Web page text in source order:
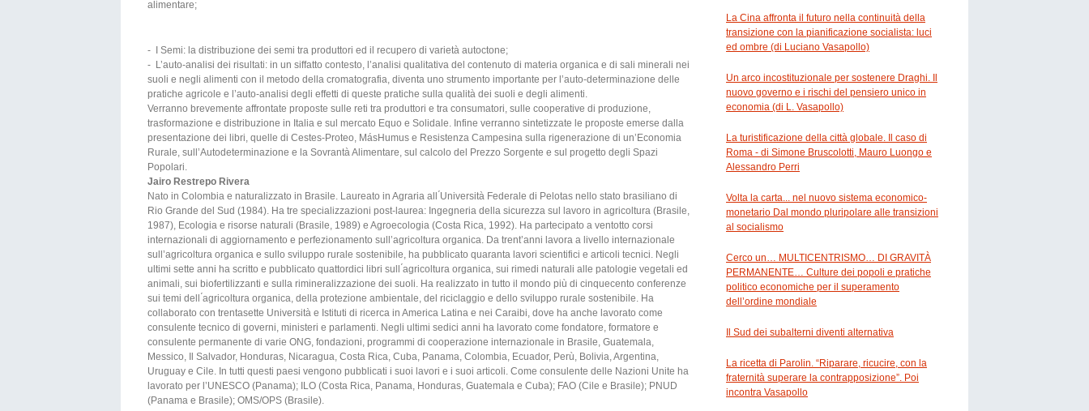
alimentare;
- I Semi: la distribuzione dei semi tra produttori ed il recupero di varietà autoctone;
- L’auto-analisi dei risultati: in un siffatto contesto, l’analisi qualitativa del contenuto di materia organica e di sali minerali nei
suoli e negli alimenti con il metodo della cromatografia, diventa uno strumento importante per l’auto-determinazione delle
pratiche agricole e l’auto-analisi degli effetti di queste pratiche sulla qualità dei suoli e degli alimenti.
Verranno brevemente affrontate proposte sulle reti tra produttori e tra consumatori, sulle cooperative di produzione,
trasformazione e distribuzione in Italia e sul mercato Equo e Solidale. Infine verranno sintetizzate le proposte emerse dalla
presentazione dei libri, quelle di Cestes-Proteo, MásHumus e Resistenza Campesina sulla rigenerazione di un’Economia
Rurale, sull’Autodeterminazione e la Sovrantà Alimentare, sul calcolo del Prezzo Sorgente e sul progetto degli Spazi
Popolari.
Jairo Restrepo Rivera
Nato in Colombia e naturalizzato in Brasile. Laureato in Agraria all ́Università Federale di Pelotas nello stato brasiliano di
Rio Grande del Sud (1984). Ha tre specializzazioni post-laurea: Ingegneria della sicurezza sul lavoro in agricoltura (Brasile,
1987), Ecologia e risorse naturali (Brasile, 1989) e Agroecologia (Costa Rica, 1992). Ha partecipato a ventotto corsi
internazionali di aggiornamento e perfezionamento sull’agricoltura organica. Da trent’anni lavora a livello internazionale
sull’agricoltura organica e sullo sviluppo rurale sostenibile, ha pubblicato quaranta lavori scientifici e articoli tecnici. Negli
ultimi sette anni ha scritto e pubblicato quattordici libri sull ́agricoltura organica, sui rimedi naturali alle patologie vegetali ed
animali, sui biofertilizzanti e sulla rimineralizzazione dei suoli. Ha realizzato in tutto il mondo più di cinquecento conferenze
sui temi dell ́agricoltura organica, della protezione ambientale, del riciclaggio e dello sviluppo rurale sostenibile. Ha
collaborato con trentasette Università e Istituti di ricerca in America Latina e nei Caraibi, dove ha anche lavorato come
consulente tecnico di governi, ministeri e parlamenti. Negli ultimi sedici anni ha lavorato come fondatore, formatore e
consulente permanente di varie ONG, fondazioni, programmi di cooperazione internazionale in Brasile, Guatemala,
Messico, Il Salvador, Honduras, Nicaragua, Costa Rica, Cuba, Panama, Colombia, Ecuador, Perù, Bolivia, Argentina,
Uruguay e Cile. In tutti questi paesi vengono pubblicati i suoi lavori e i suoi articoli. Come consulente delle Nazioni Unite ha
lavorato per l’UNESCO (Panama); ILO (Costa Rica, Panama, Honduras, Guatemala e Cuba); FAO (Cile e Brasile); PNUD
(Panama e Brasile); OMS/OPS (Brasile).
La Cina affronta il futuro nella continuità della
transizione con la pianificazione socialista: luci
ed ombre (di Luciano Vasapollo)
Un arco incostituzionale per sostenere Draghi. Il
nuovo governo e i rischi del pensiero unico in
economia (di L. Vasapollo)
La turistificazione della città globale. Il caso di
Roma - di Simone Bruscolotti, Mauro Luongo e
Alessandro Perri
Volta la carta... nel nuovo sistema economico-
monetario Dal mondo pluripolare alle transizioni
al socialismo
Cerco un… MULTICENTRISMO… DI GRAVITÀ
PERMANENTE… Culture dei popoli e pratiche
politico economiche per il superamento
dell’ordine mondiale
Il Sud dei subalterni diventi alternativa
La ricetta di Parolin. “Riparare, ricucire, con la
fraternità superare la contrapposizione”. Poi
incontra Vasapollo